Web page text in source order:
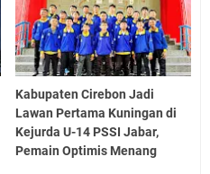
Kabupaten Cirebon Jadi
Lawan Pertama Kuningan di
Kejurda U-14 PSSI Jabar,
Pemain Optimis Menang